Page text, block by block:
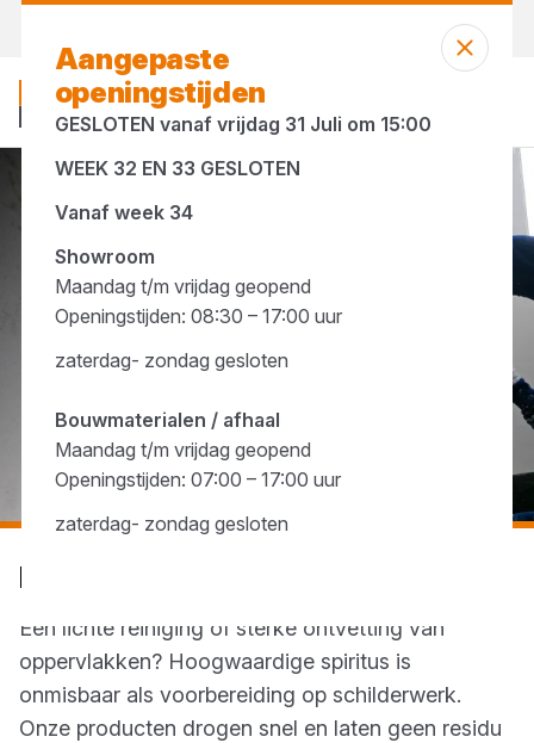
Ethanol
Een lichte reiniging of sterke ontvetting van
oppervlakken? Hoogwaardige spiritus is
onmisbaar als voorbereiding op schilderwerk.
Onze producten drogen snel en laten geen residu
Aangepaste
openingstijden
GESLOTEN vanaf vrijdag 31 Juli om 15:00
WEEK 32 EN 33 GESLOTEN
Vanaf week 34
Showroom
Maandag t/m vrijdag geopend
Openingstijden: 08:30 – 17:00 uur
zaterdag- zondag gesloten
Bouwmaterialen / afhaal
Maandag t/m vrijdag geopend
Openingstijden: 07:00 – 17:00 uur
zaterdag- zondag gesloten